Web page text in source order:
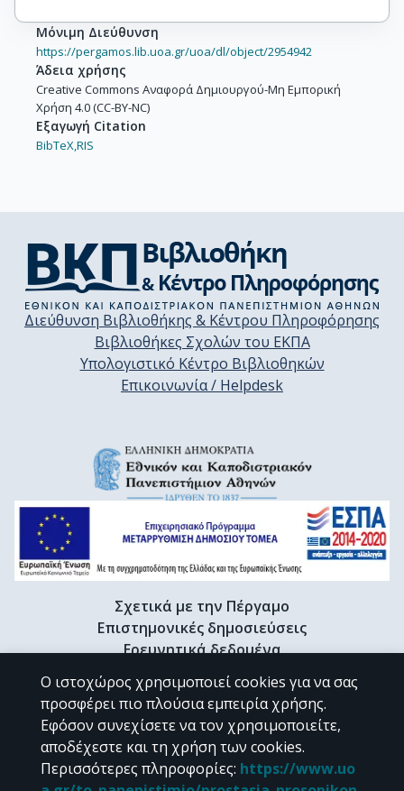
Μόνιμη Διεύθυνση
https://pergamos.lib.uoa.gr/uoa/dl/object/2954942
Άδεια χρήσης
Creative Commons Αναφορά Δημιουργού-Μη Εμπορική
Χρήση 4.0 (CC-BY-NC)
Εξαγωγή Citation
BibTeX,RIS
Διεύθυνση Βιβλιοθήκης & Κέντρου Πληροφόρησης
Βιβλιοθήκες Σχολών του ΕΚΠΑ
Υπολογιστικό Κέντρο Βιβλιοθηκών
Επικοινωνία / Helpdesk
Σχετικά με την Πέργαμο
Επιστημονικές δημοσιεύσεις
Ερευνητικά δεδομένα
Διδακτορικές διατριβές & Γκρίζα βιβλιογραφία
Προφίλ Ερευνητή
CC BY-NC 4.0
Ο ιστοχώρος χρησιμοποιεί cookies για να σας
προσφέρει πιο πλούσια εμπειρία χρήσης.
Εφόσον συνεχίσετε να τον χρησιμοποιείτε,
αποδέχεστε και τη χρήση των cookies.
Περισσότερες πληροφορίες: https://www.uo